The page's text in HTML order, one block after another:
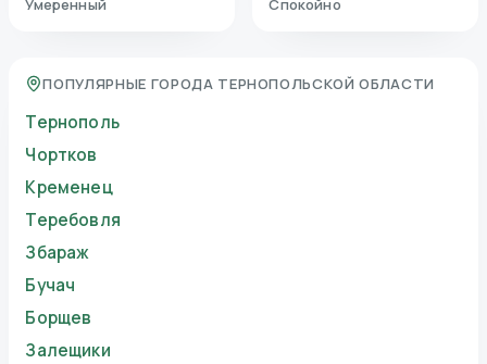
Умеренный Спокойно
ПОПУЛЯРНЫЕ ГОРОДА ТЕРНОПОЛЬСКОЙ ОБЛАСТИ
Тернополь
Чортков
Кременец
Теребовля
Збараж
Бучач
Борщев
Залещики